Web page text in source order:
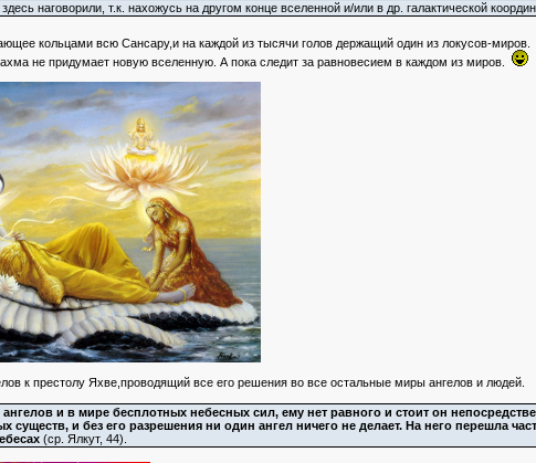
наговорили, т.к. нахожусь на другом конце вселенной и/или в др. галактической
кольцами всю Сансару,и на каждой из тысячи голов держащий один из локусов-миров.
не придумает новую вселенную. А пока следит за равновесием в каждом из миров.
к престолу Яхве,проводящий все его решения во все остальные миры ангелов и людей.
и в мире бесплотных небесных сил, ему нет равного и стоит он
существ, и без его разрешения ни один ангел ничего не делает. На него перешла
(ср. Ялкут, 44).